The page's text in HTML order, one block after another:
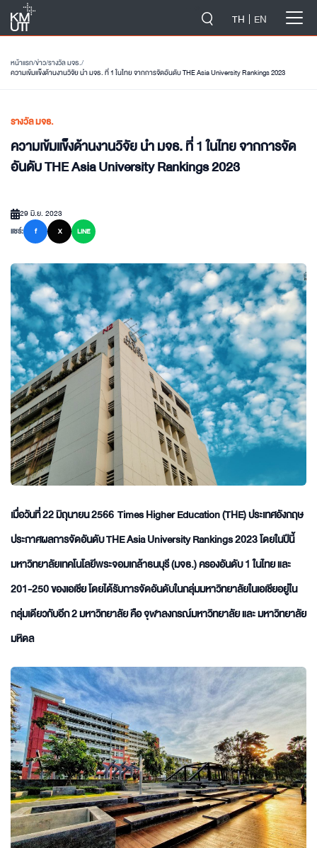
TH EN
หน้าแรก/ข่าว/รางวัล มจธ./
ความเข้มแข็งด้านงานวิจัย นำ มจธ. ที่ 1 ในไทย จากการจัดอันดับ THE Asia University Rankings 2023
รางวัล มจธ.
ความเข้มแข็งด้านงานวิจัย นำ มจธ. ที่ 1 ในไทย จากการจัด
อันดับ THE Asia University Rankings 2023
29 มิ.ย. 2023
แชร์:
f X LINE
เมื่อวันที่ 22 มิถุนายน 2566 Times Higher Education (THE) ประเทศอังกฤษ
ประกาศผลการจัดอันดับ THE Asia University Rankings 2023 โดยในปีนี้
มหาวิทยาลัยเทคโนโลยีพระจอมเกล้าธนบุรี (มจธ.) ครองอันดับ 1 ในไทย และ
201-250 ของเอเชีย โดยได้รับการจัดอันดับในกลุ่มมหาวิทยาลัยในเอเชียอยู่ใน
กลุ่มเดียวกับอีก 2 มหาวิทยาลัย คือ จุฬาลงกรณ์มหาวิทยาลัย และ มหาวิทยาลัย
มหิดล